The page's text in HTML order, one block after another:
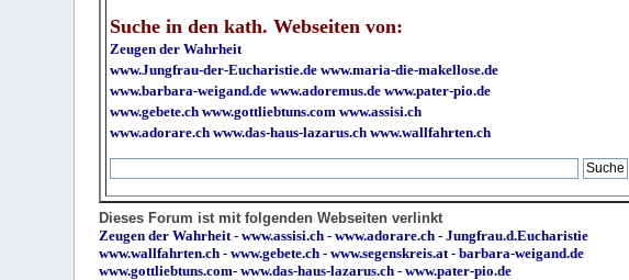
Suche in den kath. Webseiten von:
Zeugen der Wahrheit
www.Jungfrau-der-Eucharistie.de www.maria-die-makellose.de
www.barbara-weigand.de www.adoremus.de www.pater-pio.de
www.gebete.ch www.gottliebtuns.com www.assisi.ch
www.adorare.ch www.das-haus-lazarus.ch www.wallfahrten.ch
Dieses Forum ist mit folgenden Webseiten verlinkt
Zeugen der Wahrheit -www.assisi.ch -www.adorare.ch -Jungfrau.d.Eucharistie
www.wallfahrten.ch -www.gebete.ch -www.segenskreis.at -barbara-weigand.de
www.gottliebtuns.com-www.das-haus-lazarus.ch - www.pater-pio.de